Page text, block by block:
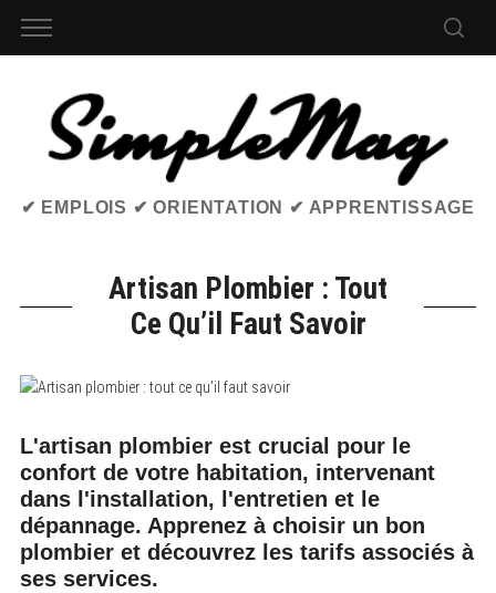
✔ EMPLOIS ✔ ORIENTATION ✔ APPRENTISSAGE
Artisan Plombier : Tout
Ce Qu’il Faut Savoir
L'artisan plombier est crucial pour le
confort de votre habitation, intervenant
dans l'installation, l'entretien et le
dépannage. Apprenez à choisir un bon
plombier et découvrez les tarifs associés à
ses services.